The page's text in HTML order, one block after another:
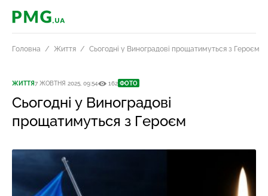
PMG.ua
Головна Життя Сьогодні у Виноградові прощатимуться з Героєм
ЖИТТЯ7 ЖОВТНЯ 2025, 09:54 162 ФОТО
Сьогодні у Виноградові
прощатимуться з Героєм